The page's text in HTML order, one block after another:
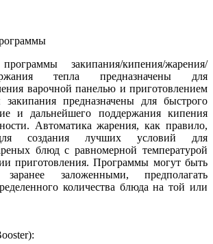
закипания/кипения/жарения/
тепла предназначены для
варочной панелью и приготовлением
предназначены для быстрого
и дальнейшего поддержания кипения
Автоматика жарения, как правило,
для создания лучших условий для
блюд с равномерной температурой
приготовления. Программы могут быть
заранее заложенными, предполагать
количества блюда на той или